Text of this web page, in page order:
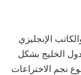
الإنجليزي
دول الخليج بشكل
نجم الاختراعات